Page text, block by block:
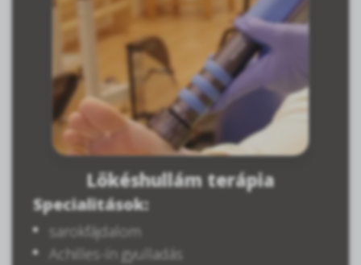
Lökéshullám terápia
Specialitások:
sarokfájdalom
Achilles-ín gyulladás